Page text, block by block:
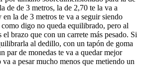
de de 3 metros, la de 2,70 te la va a
la de 3 metros te va a seguir siendo
digo no queda equilibrado, pero al
brazo que con un carrete más pesado. Si
al dedillo, con un tapón de goma
par de monedas te va a quedar mejor
a pesar mucho menos que metiendo un